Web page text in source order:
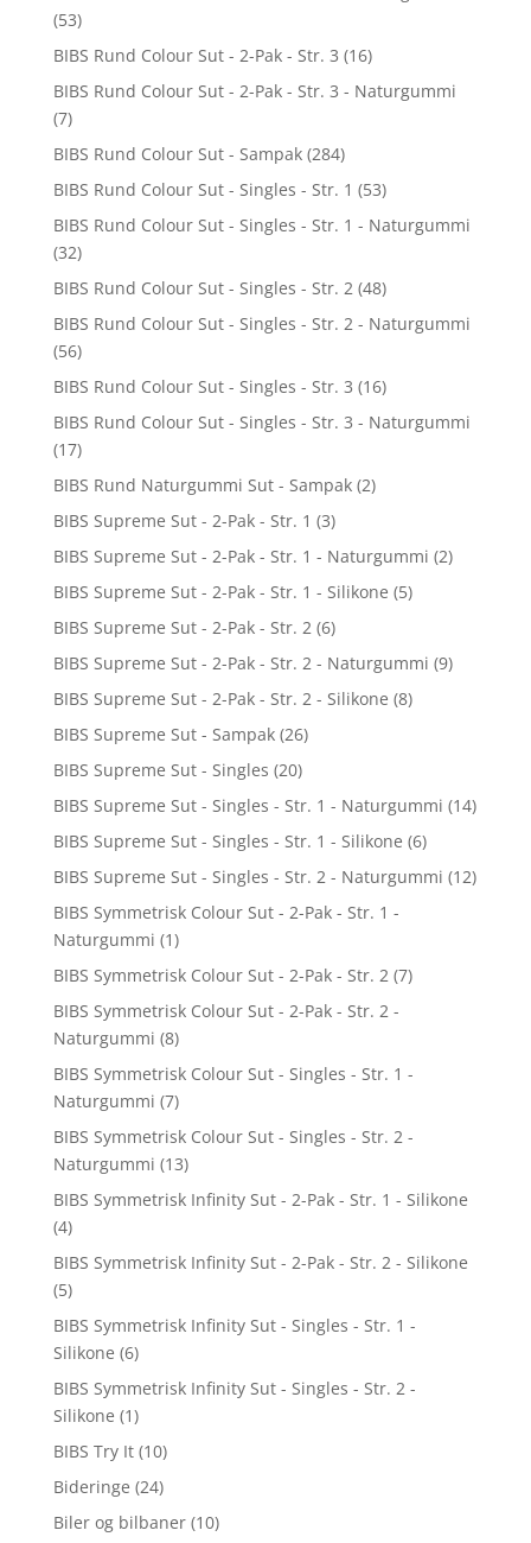
(53)
BIBS Rund Colour Sut - 2-Pak - Str. 3 (16)
BIBS Rund Colour Sut - 2-Pak - Str. 3 - Naturgummi
(7)
BIBS Rund Colour Sut - Sampak (284)
BIBS Rund Colour Sut - Singles - Str. 1 (53)
BIBS Rund Colour Sut - Singles - Str. 1 - Naturgummi
(32)
BIBS Rund Colour Sut - Singles - Str. 2 (48)
BIBS Rund Colour Sut - Singles - Str. 2 - Naturgummi
(56)
BIBS Rund Colour Sut - Singles - Str. 3 (16)
BIBS Rund Colour Sut - Singles - Str. 3 - Naturgummi
(17)
BIBS Rund Naturgummi Sut - Sampak (2)
BIBS Supreme Sut - 2-Pak - Str. 1 (3)
BIBS Supreme Sut - 2-Pak - Str. 1 - Naturgummi (2)
BIBS Supreme Sut - 2-Pak - Str. 1 - Silikone (5)
BIBS Supreme Sut - 2-Pak - Str. 2 (6)
BIBS Supreme Sut - 2-Pak - Str. 2 - Naturgummi (9)
BIBS Supreme Sut - 2-Pak - Str. 2 - Silikone (8)
BIBS Supreme Sut - Sampak (26)
BIBS Supreme Sut - Singles (20)
BIBS Supreme Sut - Singles - Str. 1 - Naturgummi (14)
BIBS Supreme Sut - Singles - Str. 1 - Silikone (6)
BIBS Supreme Sut - Singles - Str. 2 - Naturgummi (12)
BIBS Symmetrisk Colour Sut - 2-Pak - Str. 1 -
Naturgummi (1)
BIBS Symmetrisk Colour Sut - 2-Pak - Str. 2 (7)
BIBS Symmetrisk Colour Sut - 2-Pak - Str. 2 -
Naturgummi (8)
BIBS Symmetrisk Colour Sut - Singles - Str. 1 -
Naturgummi (7)
BIBS Symmetrisk Colour Sut - Singles - Str. 2 -
Naturgummi (13)
BIBS Symmetrisk Infinity Sut - 2-Pak - Str. 1 - Silikone
(4)
BIBS Symmetrisk Infinity Sut - 2-Pak - Str. 2 - Silikone
(5)
BIBS Symmetrisk Infinity Sut - Singles - Str. 1 -
Silikone (6)
BIBS Symmetrisk Infinity Sut - Singles - Str. 2 -
Silikone (1)
BIBS Try It (10)
Bideringe (24)
Biler og bilbaner (10)